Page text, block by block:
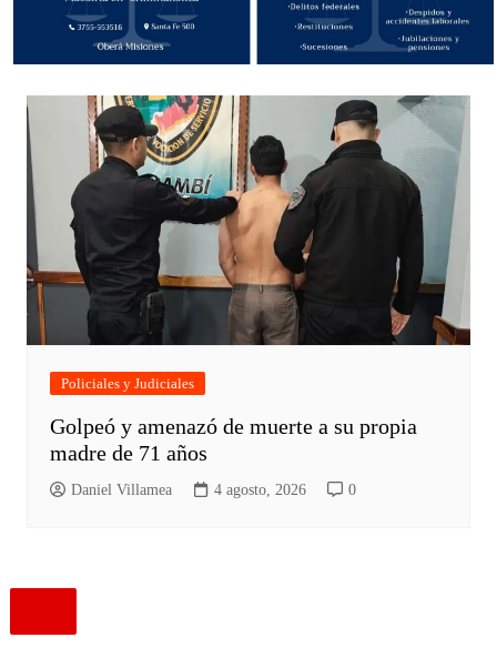
Policiales y Judiciales
Golpeó y amenazó de muerte a su propia
madre de 71 años
Daniel Villamea 4 agosto, 2026 0